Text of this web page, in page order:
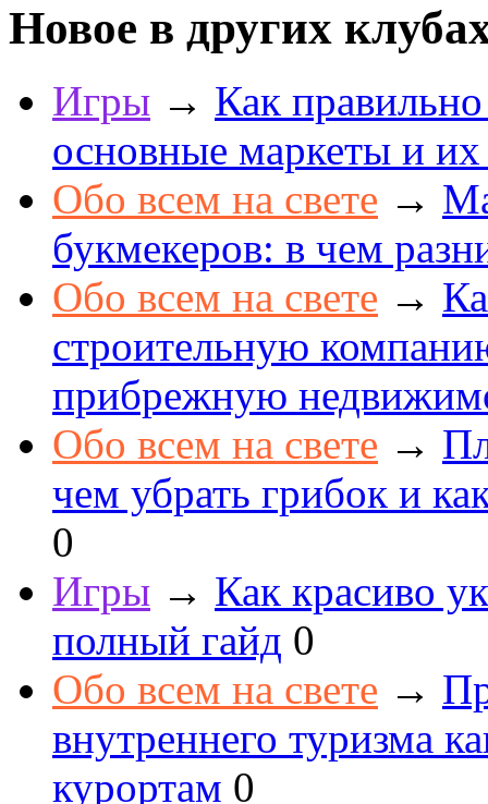
Новое в других
Игры → Как
основные маркеты и
Обо всем на свете →
букмекеров: в чем
Обо всем на свете →
строительную
прибрежную
Обо всем на свете →
чем убрать грибок и
0
Игры → Как красиво
полный гайд 0
Обо всем на свете →
внутреннего туризма
курортам 0